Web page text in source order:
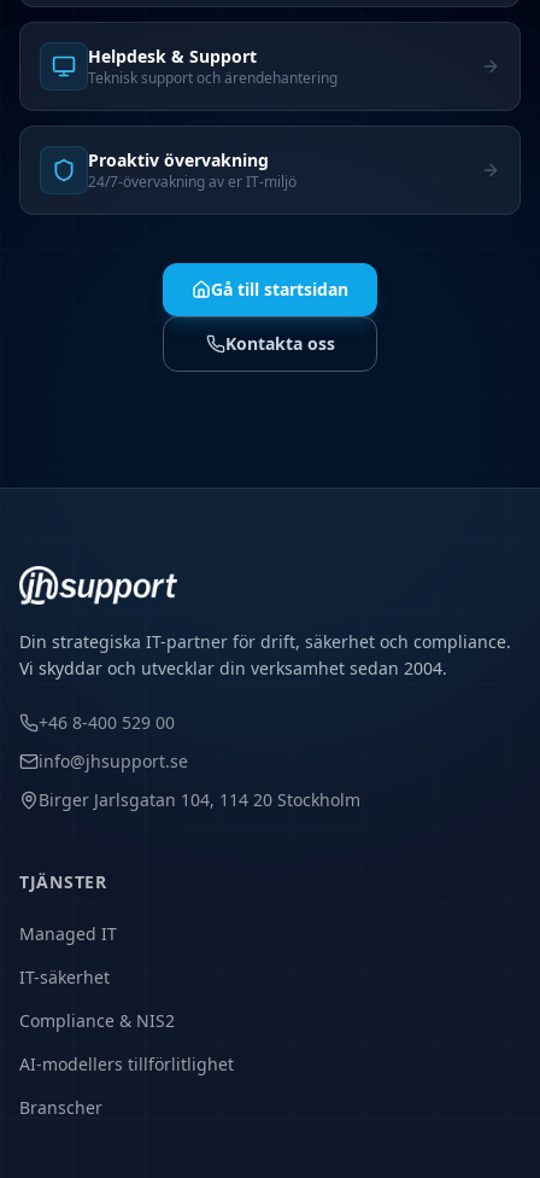
Helpdesk & Support
Teknisk support och ärendehantering
Proaktiv övervakning
24/7-övervakning av er IT-miljö
Gå till startsidan
Kontakta oss
Din strategiska IT-partner för drift, säkerhet och compliance.
Vi skyddar och utvecklar din verksamhet sedan 2004.
+46 8-400 529 00
info@jhsupport.se
Birger Jarlsgatan 104, 114 20 Stockholm
TJÄNSTER
Managed IT
IT-säkerhet
Compliance & NIS2
AI-modellers tillförlitlighet
Branscher